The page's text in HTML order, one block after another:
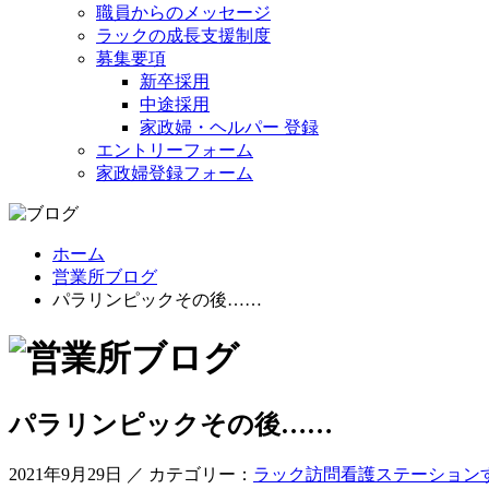
職員からのメッセージ
ラックの成長支援制度
募集要項
新卒採用
中途採用
家政婦・ヘルパー 登録
エントリーフォーム
家政婦登録フォーム
ホーム
営業所ブログ
パラリンピックその後……
パラリンピックその後……
2021年9月29日 ／ カテゴリー： ラック訪問看護ステーション